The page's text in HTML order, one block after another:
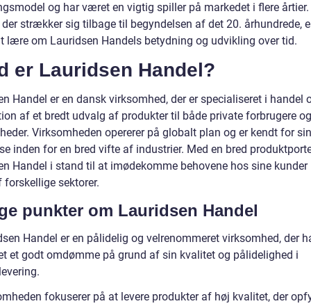
og har været en vigtig spiller på markedet i flere årtier.
strækker sig tilbage til begyndelsen af det 20. århundrede,
lære om Lauridsen Handels betydning og udvikling over tid.
er Lauridsen Handel?
Handel er en dansk virksomhed, der er specialiseret i handel
af et bredt udvalg af produkter til både private forbrugere og
Virksomheden opererer på globalt plan og er kendt for sin
inden for en bred vifte af industrier. Med en bred
Handel i stand til at imødekomme behovene hos sine kunder
sektorer.
punkter om Lauridsen Handel
Handel er en pålidelig og velrenommeret virksomhed, der
et godt omdømme på grund af sin kvalitet og pålidelighed i
fokuserer på at levere produkter af høj kvalitet, der